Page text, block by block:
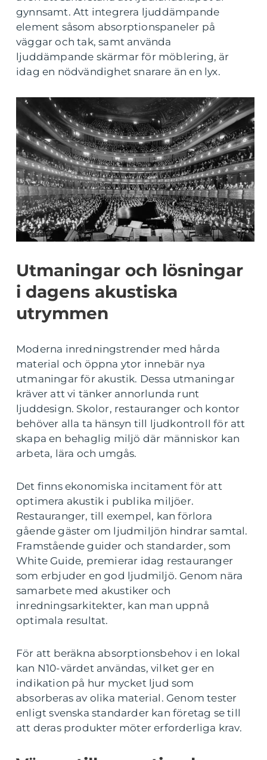
gynnsamt. Att integrera ljuddämpande
element såsom absorptionspaneler på
väggar och tak, samt använda
ljuddämpande skärmar för möblering, är
idag en nödvändighet snarare än en lyx.
Utmaningar och lösningar
i dagens akustiska
utrymmen
Moderna inredningstrender med hårda
material och öppna ytor innebär nya
utmaningar för akustik. Dessa utmaningar
kräver att vi tänker annorlunda runt
ljuddesign. Skolor, restauranger och kontor
behöver alla ta hänsyn till ljudkontroll för att
skapa en behaglig miljö där människor kan
arbeta, lära och umgås.
Det finns ekonomiska incitament för att
optimera akustik i publika miljöer.
Restauranger, till exempel, kan förlora
gående gäster om ljudmiljön hindrar samtal.
Framstående guider och standarder, som
White Guide, premierar idag restauranger
som erbjuder en god ljudmiljö. Genom nära
samarbete med akustiker och
inredningsarkitekter, kan man uppnå
optimala resultat.
För att beräkna absorptionsbehov i en lokal
kan N10-värdet användas, vilket ger en
indikation på hur mycket ljud som
absorberas av olika material. Genom tester
enligt svenska standarder kan företag se till
att deras produkter möter erforderliga krav.